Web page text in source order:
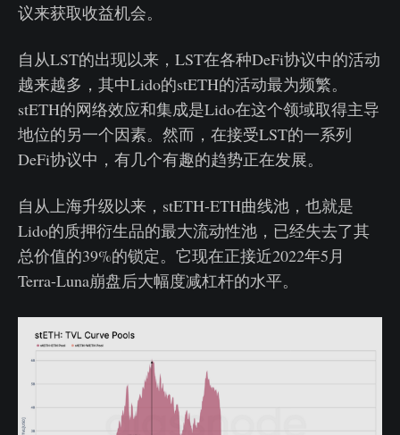
议来获取收益机会。
自从LST的出现以来，LST在各种DeFi协议中的活动
越来越多，其中Lido的stETH的活动最为频繁。
stETH的网络效应和集成是Lido在这个领域取得主导
地位的另一个因素。然而，在接受LST的一系列
DeFi协议中，有几个有趣的趋势正在发展。
自从上海升级以来，stETH-ETH曲线池，也就是
Lido的质押衍生品的最大流动性池，已经失去了其
总价值的39%的锁定。它现在正接近2022年5月
Terra-Luna崩盘后大幅度减杠杆的水平。